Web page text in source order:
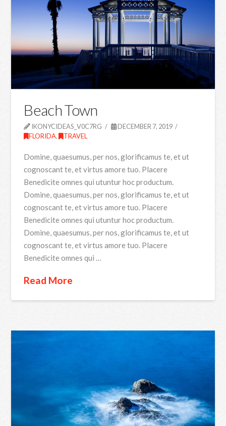
Beach Town
IKONYCIDEAS_V0C7RG
DECEMBER 7, 2019
FLORIDA, TRAVEL
Domine, quaesumus, per nos, glorificamus te, et ut
cognoscant te, et virtus amore tuo. Placere
Benedicite omnes qui utuntur hoc productum.
Domine, quaesumus, per nos, glorificamus te, et ut
cognoscant te, et virtus amore tuo. Placere
Benedicite omnes qui utuntur hoc productum.
Domine, quaesumus, per nos, glorificamus te, et ut
cognoscant te, et virtus amore tuo. Placere
Benedicite omnes qui …
Read More